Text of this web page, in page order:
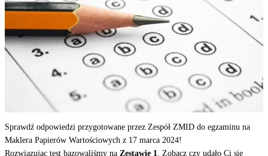
Sprawdź odpowiedzi przygotowane przez Zespół ZMID do egzaminu na
Maklera Papierów Wartościowych z 17 marca 2024!
Rozwiązując test bazowaliśmy na Zestawie 1. Zobacz czy udało Ci się